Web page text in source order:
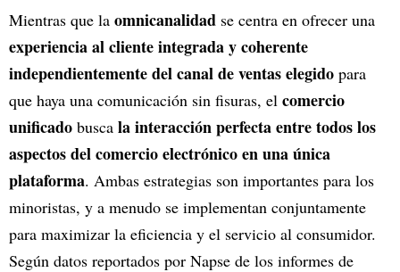
Mientras que la omnicanalidad se centra en ofrecer una
experiencia al cliente integrada y coherente
independientemente del canal de ventas elegido para
que haya una comunicación sin fisuras, el comercio
unificado busca la interacción perfecta entre todos los
aspectos del comercio electrónico en una única
plataforma. Ambas estrategias son importantes para los
minoristas, y a menudo se implementan conjuntamente
para maximizar la eficiencia y el servicio al consumidor.
Según datos reportados por Napse de los informes de